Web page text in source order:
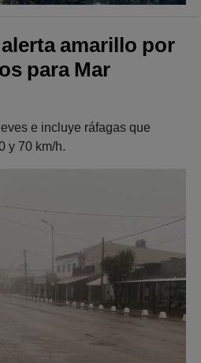
amarillo por
para Mar
e incluye ráfagas que
y 70 km/h.